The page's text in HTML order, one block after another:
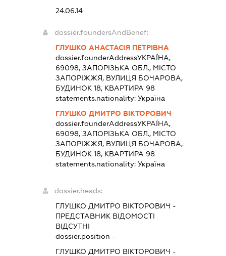
24.06.14
dossier.foundersAndBenef:
ГЛУШКО АНАСТАСІЯ ПЕТРІВНА
dossier.founderAddressУКРАЇНА,
69098, ЗАПОРІЗЬКА ОБЛ., МІСТО
ЗАПОРІЖЖЯ, ВУЛИЦЯ БОЧАРОВА,
БУДИНОК 18, КВАРТИРА 98
statements.nationality: Україна
ГЛУШКО ДМИТРО ВІКТОРОВИЧ
dossier.founderAddressУКРАЇНА,
69098, ЗАПОРІЗЬКА ОБЛ., МІСТО
ЗАПОРІЖЖЯ, ВУЛИЦЯ БОЧАРОВА,
БУДИНОК 18, КВАРТИРА 98
statements.nationality: Україна
dossier.heads:
ГЛУШКО ДМИТРО ВІКТОРОВИЧ -
ПРЕДСТАВНИК ВІДОМОСТІ
ВІДСУТНІ
dossier.position -
ГЛУШКО ДМИТРО ВІКТОРОВИЧ -